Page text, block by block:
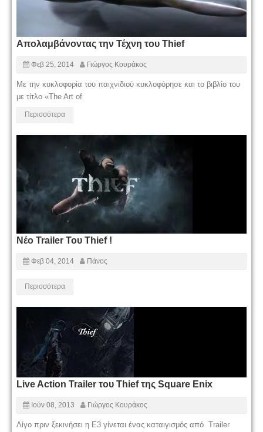
Απολαμβάνοντας την Τέχνη του Thief
Φεβ 25, 2014 Γιώργος Κουράκος
Με την κυκλοφορία του παιχνιδιού κυκλοφόρησε και το βιβλίο του
με τίτλο «The Art of
Περισσότερα
Νέο Trailer Του Thief !
Φεβ 04, 2014 Πάνος
Περισσότερα
Live Action Trailer του Thief της Square Enix
Ιούν 08, 2013 Γιώργος Κουράκος
Λίγο πριν ξεκινήσει η Ε3 γίνεται ένας καταιγισμός από Trailer